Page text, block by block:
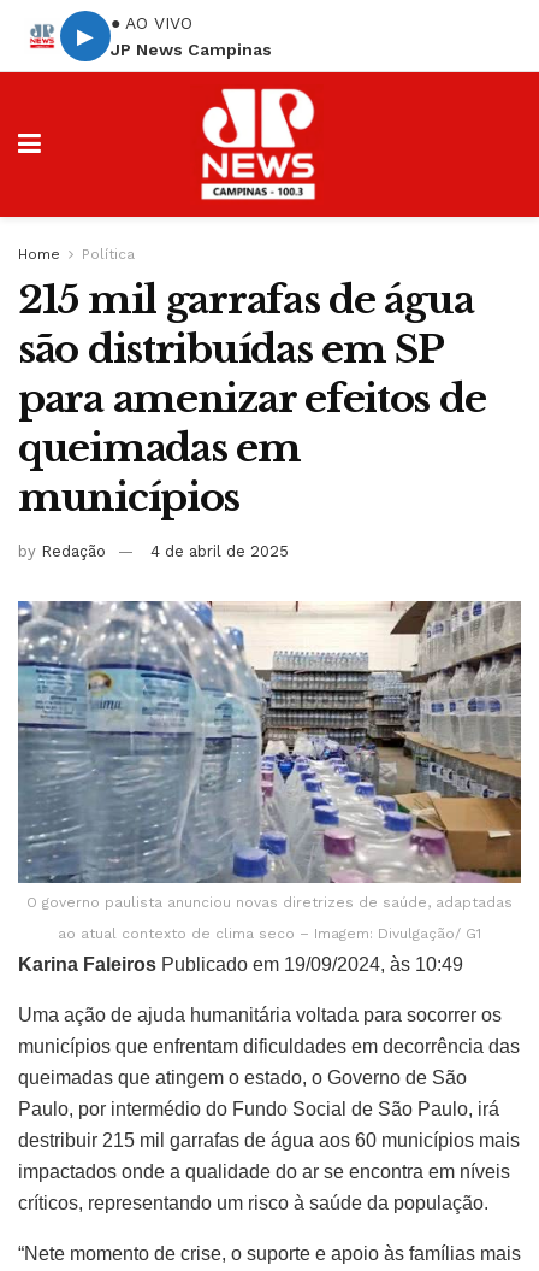
▶
● AO VIVO
JP News Campinas
Home Política
215 mil garrafas de água
são distribuídas em SP
para amenizar efeitos de
queimadas em
municípios
by Redação 4 de abril de 2025
O governo paulista anunciou novas diretrizes de saúde, adaptadas
ao atual contexto de clima seco – Imagem: Divulgação/ G1
Karina Faleiros Publicado em 19/09/2024, às 10:49
Uma ação de ajuda humanitária voltada para socorrer os
municípios que enfrentam dificuldades em decorrência das
queimadas que atingem o estado, o Governo de São
Paulo, por intermédio do Fundo Social de São Paulo, irá
destribuir 215 mil garrafas de água aos 60 municípios mais
impactados onde a qualidade do ar se encontra em níveis
críticos, representando um risco à saúde da população.
“Nete momento de crise, o suporte e apoio às famílias mais